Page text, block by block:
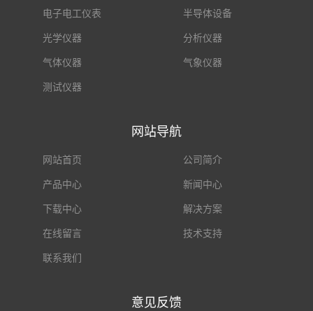
电子电工仪表 半导体设备
光学仪器 分析仪器
气体仪器 气象仪器
测试仪器
网站导航
网站首页 公司简介
产品中心 新闻中心
下载中心 解决方案
在线留言 技术支持
联系我们
意见反馈